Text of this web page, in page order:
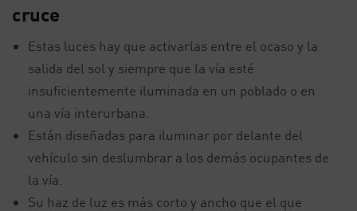
cruce
Estas luces hay que activarlas entre el ocaso y la
salida del sol y siempre que la vía esté
insuficientemente iluminada en un poblado o en
una vía interurbana.
Están diseñadas para iluminar por delante del
vehículo sin deslumbrar a los demás ocupantes de
la vía.
Su haz de luz es más corto y ancho que el que